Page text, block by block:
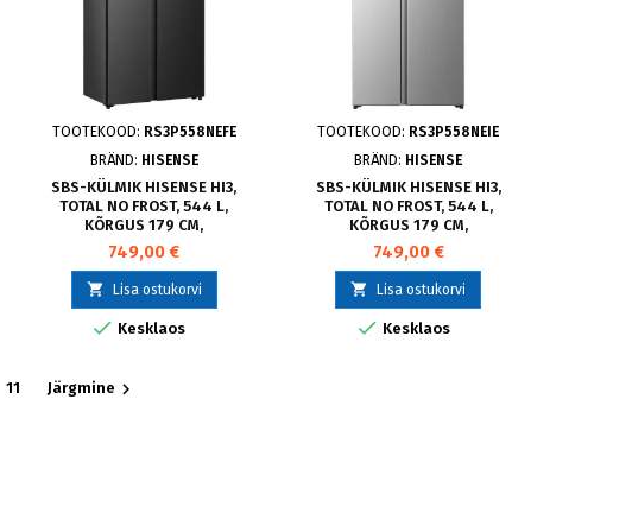
TOOTEKOOD: RS3P558NEFE
BRÄND: HISENSE
SBS-KÜLMIK HISENSE HI3,
TOTAL NO FROST, 544 L,
KÕRGUS 179 CM,
MUST,RS3P558NEFE
749,00 €
 Lisa ostukorvi
 Kesklaos
TOOTEKOOD: RS3P558NEIE
BRÄND: HISENSE
SBS-KÜLMIK HISENSE HI3,
TOTAL NO FROST, 544 L,
KÕRGUS 179 CM,
HALL,RS3P558NEIE
749,00 €
 Lisa ostukorvi
 Kesklaos
11 Järgmine 